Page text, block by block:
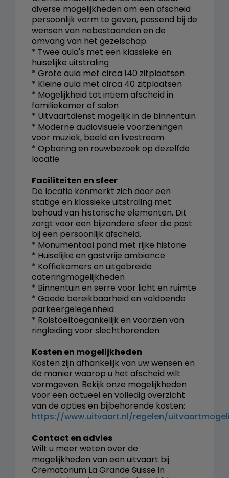
diverse mogelijkheden om een afscheid
persoonlijk vorm te geven, passend bij de
wensen van nabestaanden en de
omvang van het gezelschap.
* Twee aula's met een klassieke en
huiselijke uitstraling
* Grote aula met circa 140 zitplaatsen
* Kleine aula met circa 40 zitplaatsen
* Mogelijkheid tot intiem afscheid in
familiekamer of salon
* Uitvaartdienst mogelijk in de binnentuin
* Moderne audiovisuele voorzieningen
voor muziek, beeld en livestream
* Opbaring en rouwbezoek op dezelfde
locatie
Faciliteiten en sfeer
De locatie kenmerkt zich door een
statige en klassieke uitstraling met
behoud van historische elementen. Dit
zorgt voor een bijzondere sfeer die past
bij een persoonlijk afscheid.
* Monumentaal pand met rijke historie
* Huiselijke en gastvrije ambiance
* Koffiekamers en uitgebreide
cateringmogelijkheden
* Binnentuin en serre voor licht en ruimte
* Goede bereikbaarheid en voldoende
parkeergelegenheid
* Rolstoeltoegankelijk en voorzien van
ringleiding voor slechthorenden
Kosten en mogelijkheden
Kosten zijn afhankelijk van uw wensen en
de manier waarop u het afscheid wilt
vormgeven. Bekijk onze mogelijkheden
voor een actueel en volledig overzicht
van de opties en bijbehorende kosten:
https://www.uitvaart.nl/regelen/
Contact en advies
Wilt u meer weten over de
mogelijkheden van een uitvaart bij
Crematorium La Grande Suisse in